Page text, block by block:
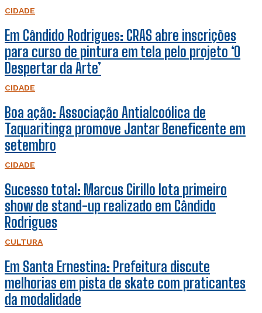
CIDADE
Em Cândido Rodrigues: CRAS abre inscrições
para curso de pintura em tela pelo projeto ‘O
Despertar da Arte’
CIDADE
Boa ação: Associação Antialcoólica de
Taquaritinga promove Jantar Beneficente em
setembro
CIDADE
Sucesso total: Marcus Cirillo lota primeiro
show de stand-up realizado em Cândido
Rodrigues
CULTURA
Em Santa Ernestina: Prefeitura discute
melhorias em pista de skate com praticantes
da modalidade